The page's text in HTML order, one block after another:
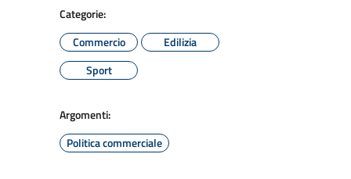
Categorie:
Commercio
Edilizia
Sport
Argomenti:
Politica commerciale